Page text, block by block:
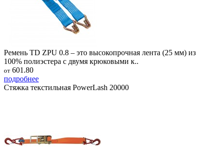
Ремень TD ZPU 0.8 – это высокопрочная лента (25 мм) из
100% полиэстера с двумя крюковыми к..
от 601.80
подробнее
Стяжка текстильная PowerLash 20000